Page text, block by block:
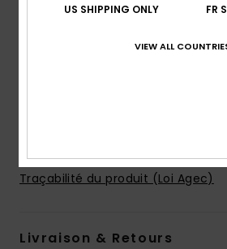
devant
pas de doublure
Traçabilité du produit (Loi Agec)
Livraison & Retours
US SHIPPING ONLY FR
VIEW ALL